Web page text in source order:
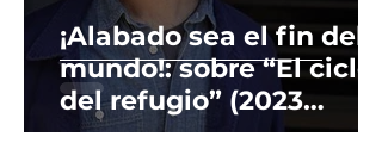
¡Alabado sea el fin del
mundo!: sobre “El ciclo
del refugio” (2023
[2013]) de Peter Rock.